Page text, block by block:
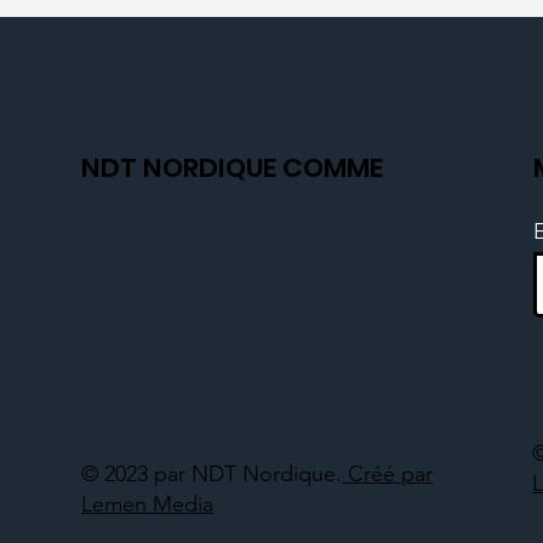
NDT NORDIQUE COMME
© 2023 par NDT Nordique. Créé par
Lemen Media